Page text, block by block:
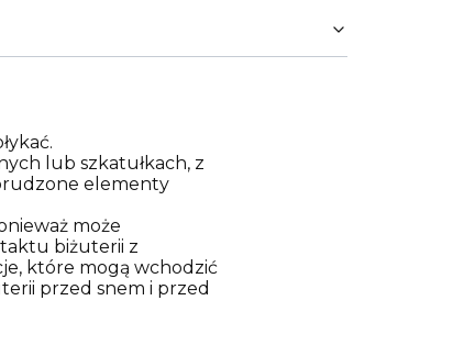
lub szkatułkach, z
elementy
może
biżuterii z
które mogą wchodzić
przed snem i przed